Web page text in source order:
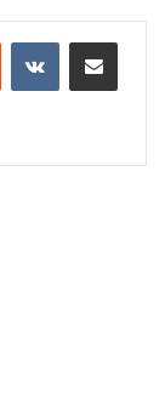
Reddit VKontakteShare via Email